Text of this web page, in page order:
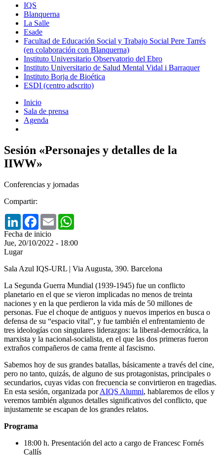
IQS
Blanquerna
La Salle
Esade
Facultad de Educación Social y Trabajo Social Pere Tarrés
(en colaboración con Blanquerna)
Instituto Universitario Observatorio del Ebro
Instituto Universitario de Salud Mental Vidal i Barraquer
Instituto Borja de Bioética
ESDI (centro adscrito)
Inicio
Sala de prensa
Agenda
Sesión «Personajes y detalles de la
IIWW»
Conferencias y jornadas
Compartir:
LinkedInFacebook
Email
Fecha de inicio
Jue, 20/10/2022 - 18:00
Lugar
Sala Azul IQS-URL | Via Augusta, 390. Barcelona
La Segunda Guerra Mundial (1939-1945) fue un conflicto
planetario en el que se vieron implicadas no menos de treinta
naciones y en la que perdieron la vida más de 50 millones de
personas. Fue el choque de antiguos y nuevos imperios en busca o
defensa de su “espacio vital”, y fue también el enfrentamiento de
tres ideologías con singulares liderazgos: la liberal-democrática, la
marxista y la nacional-socialista, en el que las dos primeras fueron
extraños compañeros de cama frente al fascismo.
Sabemos hoy de sus grandes batallas, básicamente a través del cine,
pero no tanto, quizás, de alguno de sus protagonistas, principales o
secundarios, cuyas vidas con frecuencia se convirtieron en tragedias.
En esta sesión, organizada porAIQS Alumni, hablaremos de ellos y
veremos también algunos detalles significativos del conflicto, que
injustamente se escapan de los grandes relatos.
Programa
18:00 h. Presentación del acto a cargo de Francesc Fornés
Callís